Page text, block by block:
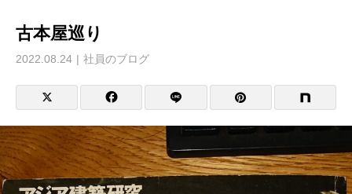
古本屋巡り
2022.08.24 社員のブログ